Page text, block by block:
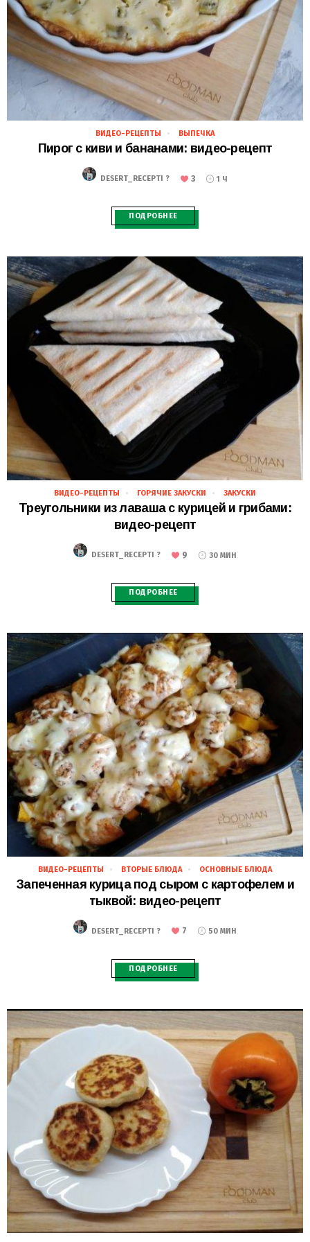
20.11.2018
ВИДЕО-РЕЦЕПТЫ ВЫПЕЧКА
Пирог с киви и бананами: видео-рецепт
DESERT_RECEPTI ? 3 1 Ч
ПОДРОБНЕЕ
19.11.2018
ВИДЕО-РЕЦЕПТЫ ГОРЯЧИЕ ЗАКУСКИ ЗАКУСКИ
Треугольники из лаваша с курицей и грибами:
видео-рецепт
DESERT_RECEPTI ? 9 30 МИН
ПОДРОБНЕЕ
19.11.2018
ВИДЕО-РЕЦЕПТЫ ВТОРЫЕ БЛЮДА ОСНОВНЫЕ БЛЮДА
Запеченная курица под сыром с картофелем и
тыквой: видео-рецепт
DESERT_RECEPTI ? 7 50 МИН
ПОДРОБНЕЕ